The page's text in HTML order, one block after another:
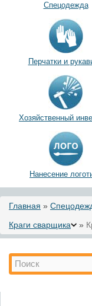
Спецодежда
Перчатки и
Хозяйственный
Нанесение
Вы здесь
Главная »
Краги сварщика
»
Форма поиска
Поиск